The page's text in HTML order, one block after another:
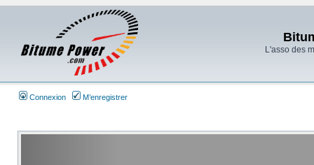
L'asso des
Connexion M’enregistrer